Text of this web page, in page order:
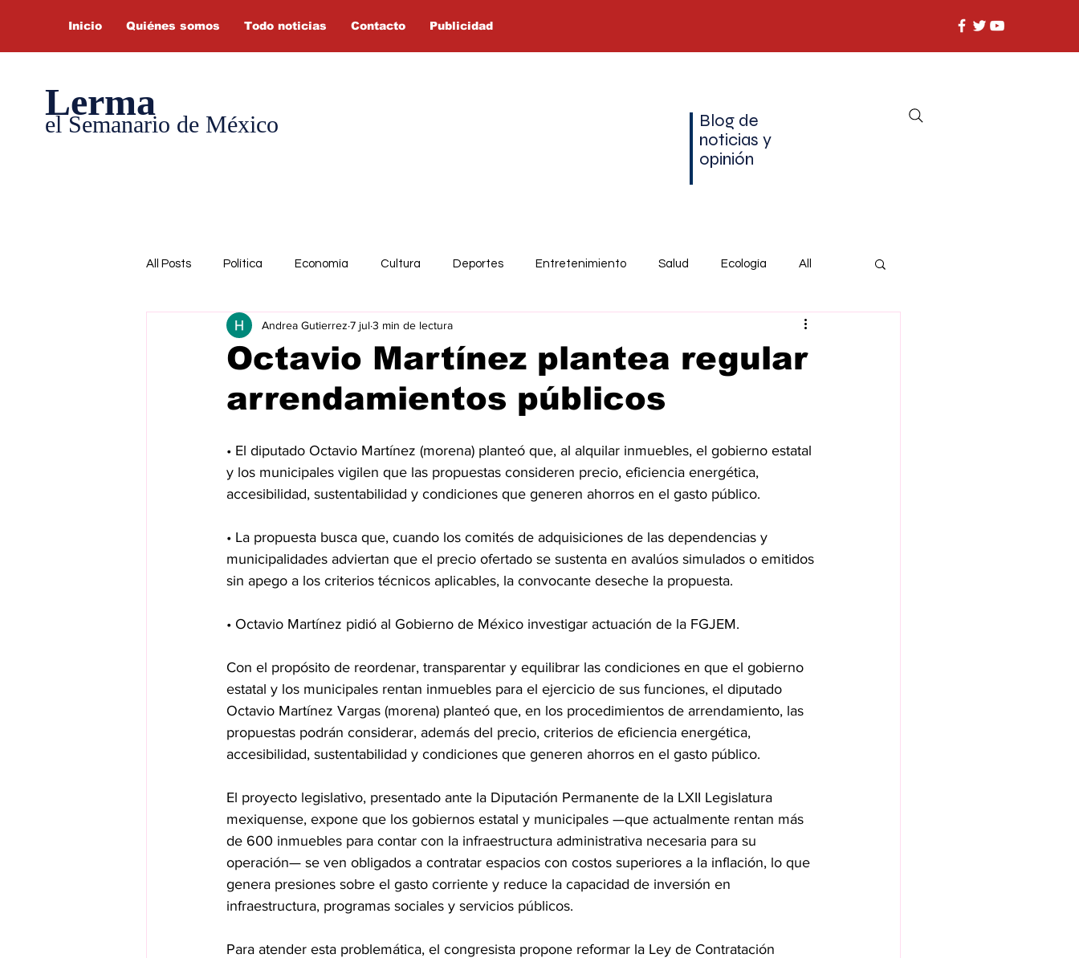
Inicio Quiénes somos Todo noticias Contacto Publicidad
Lerma
el Semanario de México
Blog de
noticias y
opinión
All Posts Política Economía Cultura Deportes Entretenimiento Salud Ecología All
Octavio Martínez plantea regular
arrendamientos públicos
Andrea Gutierrez 7 jul3 min de lectura
• El diputado Octavio Martínez (morena) planteó que, al alquilar inmuebles, el gobierno estatal
y los municipales vigilen que las propuestas consideren precio, eficiencia energética,
accesibilidad, sustentabilidad y condiciones que generen ahorros en el gasto público.
• La propuesta busca que, cuando los comités de adquisiciones de las dependencias y
municipalidades adviertan que el precio ofertado se sustenta en avalúos simulados o emitidos
sin apego a los criterios técnicos aplicables, la convocante deseche la propuesta.
• Octavio Martínez pidió al Gobierno de México investigar actuación de la FGJEM.
Con el propósito de reordenar, transparentar y equilibrar las condiciones en que el gobierno
estatal y los municipales rentan inmuebles para el ejercicio de sus funciones, el diputado
Octavio Martínez Vargas (morena) planteó que, en los procedimientos de arrendamiento, las
propuestas podrán considerar, además del precio, criterios de eficiencia energética,
accesibilidad, sustentabilidad y condiciones que generen ahorros en el gasto público.
El proyecto legislativo, presentado ante la Diputación Permanente de la LXII Legislatura
mexiquense, expone que los gobiernos estatal y municipales —que actualmente rentan más
de 600 inmuebles para contar con la infraestructura administrativa necesaria para su
operación— se ven obligados a contratar espacios con costos superiores a la inflación, lo que
genera presiones sobre el gasto corriente y reduce la capacidad de inversión en
infraestructura, programas sociales y servicios públicos.
Para atender esta problemática, el congresista propone reformar la Ley de Contratación